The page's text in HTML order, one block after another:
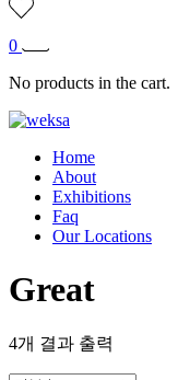
0
No products in the cart.
Home
About
Exhibitions
Faq
Our Locations
Great
4개 결과 출력